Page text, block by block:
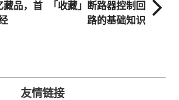
藏品，首
「收藏」断路器控制回
路的基础知识
友情链接